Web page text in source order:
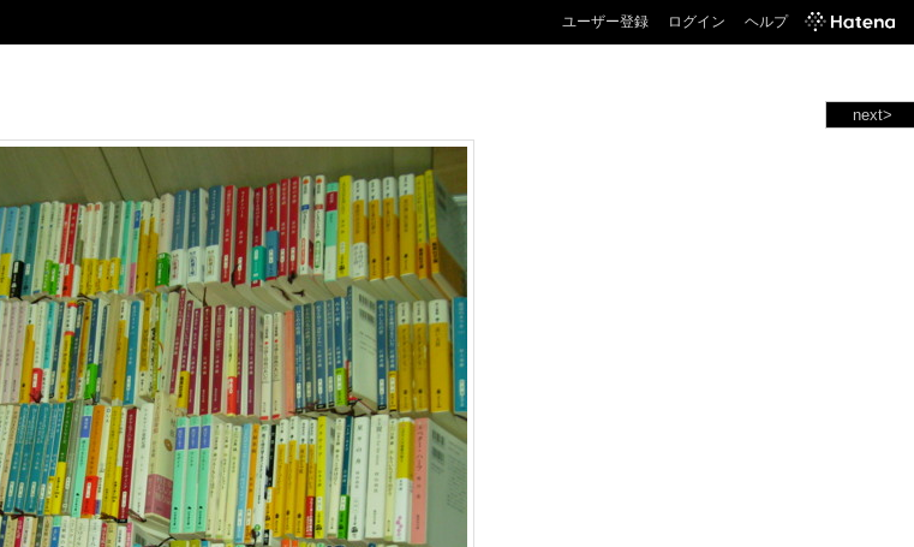
ユーザー登録 ログイン ヘルプ
next>